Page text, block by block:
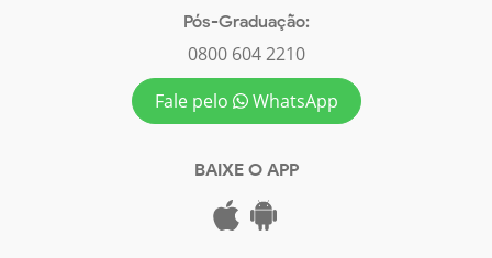
Pós-Graduação:
0800 604 2210
Fale pelo
WhatsApp
BAIXE O APP